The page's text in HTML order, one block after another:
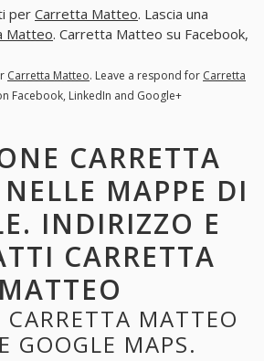
per Carretta Matteo. Lascia una
Matteo. Carretta Matteo su Facebook,
Carretta Matteo. Leave a respond for Carretta
Facebook, LinkedIn and Google+
CARRETTA
MAPPE DI
INDIRIZZO E
CARRETTA
MATTEO
MATTEO
GOOGLE MAPS.